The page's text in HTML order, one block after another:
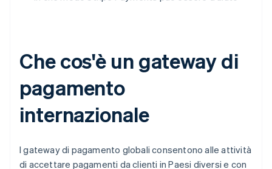
Che cos'è un gateway di
pagamento
internazionale
I gateway di pagamento globali consentono alle attività
di accettare pagamenti da clienti in Paesi diversi e con